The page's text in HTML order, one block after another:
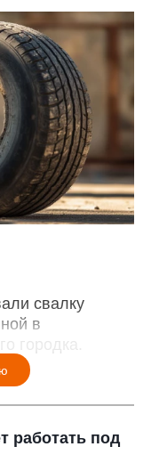
свалку
в
городка.
работать под